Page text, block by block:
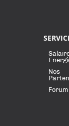
Nos
Forum